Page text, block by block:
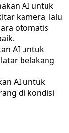
AI untuk
kamera, lalu
otomatis
AI untuk
belakang
AI untuk
di kondisi